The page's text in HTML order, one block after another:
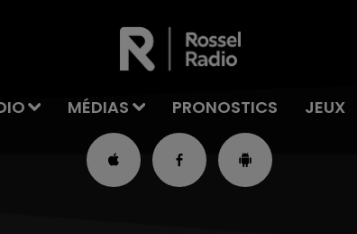
MÉDIAS PRONOSTICS JEUX